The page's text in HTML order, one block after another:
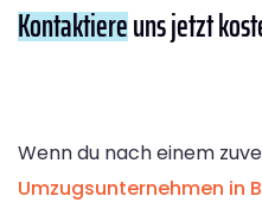
Kontaktiereuns jetzt
Wenn du nach einem
Umzugsunternehmen in